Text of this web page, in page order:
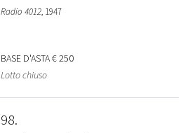
Radio 4012, 1947
BASE D'ASTA€ 250
Lotto chiuso
98